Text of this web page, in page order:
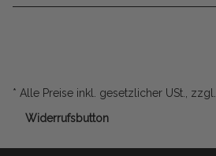
* Alle Preise inkl. gesetzlicher USt., zzgl.
Widerrufsbutton